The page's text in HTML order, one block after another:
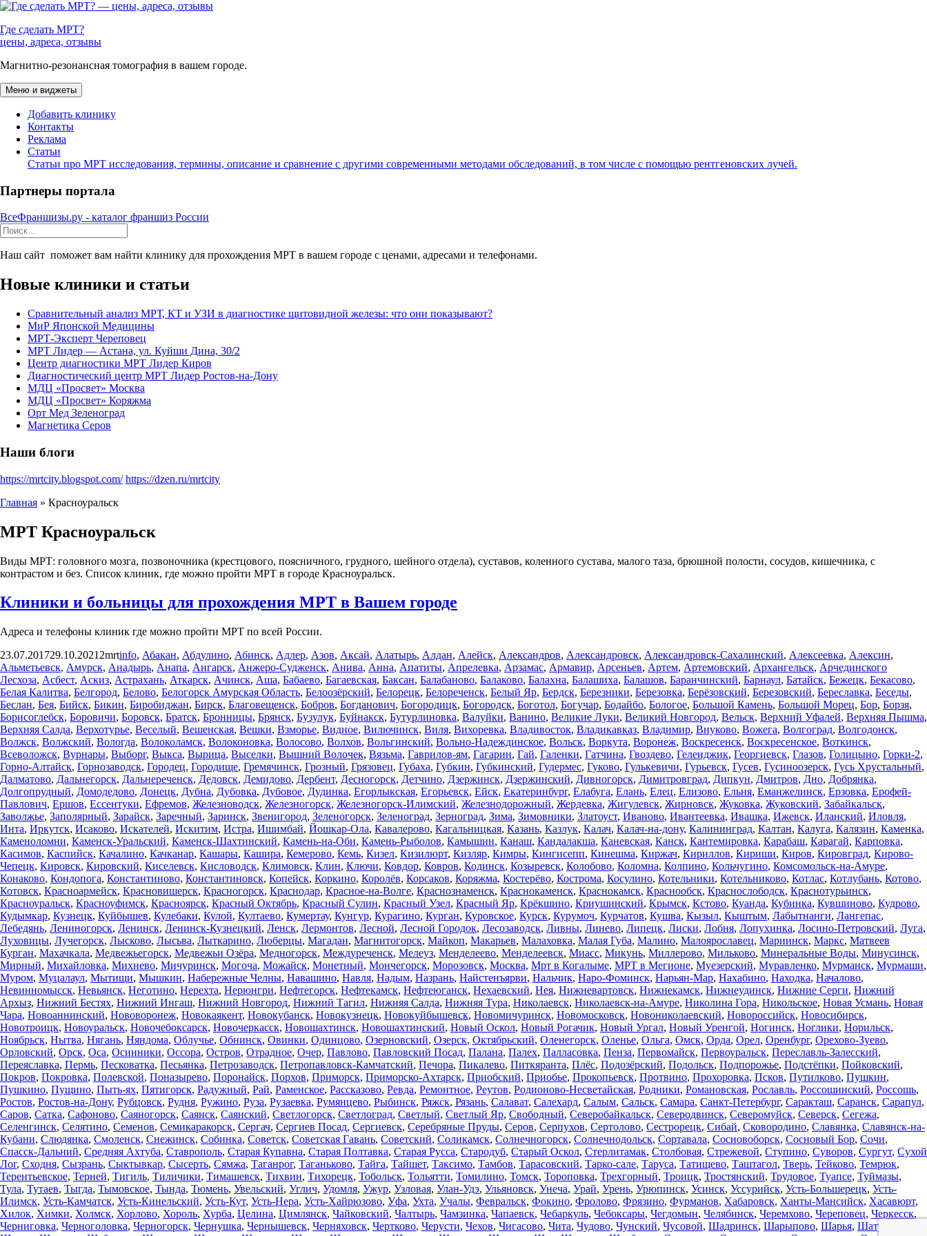
Перейти
содержимому
Где сделать МРТ?
цены, адреса, отзывы
Магнитно-резонансная томография в вашем городе.
Меню и виджеты
Добавить клинику
Контакты
Реклама
Статьи
Статьи про МРТ исследования, термины, описание и сравнение с другими современными методами обследований, в том числе с помощью рентгеновских лучей.
Партнеры портала
ВсеФраншизы.ру - каталог франшиз России
Найти:
Наш сайт поможет вам найти клинику для прохождения МРТ в вашем городе с ценами, адресами и телефонами.
Новые клиники и статьи
Сравнительный анализ МРТ, КТ и УЗИ в диагностике щитовидной железы: что они показывают?
МиР Японской Медицины
МРТ-Эксперт Череповец
МРТ Лидер — Астана, ул. Куйши Дина, 30/2
Центр диагностики МРТ Лидер Киров
Диагностический центр МРТ Лидер Ростов-на-Дону
МДЦ «Просвет» Москва
МДЦ «Просвет» Коряжма
Орт Мед Зеленоград
Магнетика Серов
Наши блоги
https://mrtcity.blogspot.com/ https://dzen.ru/mrtcity
Главная » Красноуральск
МРТ Красноуральск
Виды МРТ: головного мозга, позвоночника (крестцового, поясничного, грудного, шейного отдела), суставов, коленного сустава, малого таза, брюшной полости, сосудов, кишечника, с
контрастом и без. Список клиник, где можно пройти МРТ в городе Красноуральск.
Клиники и больницы для прохождения МРТ в Вашем городе
Адреса и телефоны клиник где можно пройти МРТ по всей России.
Опубликовано
23.07.201729.10.2021 Автор
2mrtРубрики
info, Абакан, Абдулино, Абинск, Адлер, Азов, Аксай, Алатырь, Алдан, Алейск, Александров, Александровск, Александровск-Сахалинский, Алексеевка, Алексин,
Альметьевск, Амурск, Анадырь, Анапа, Ангарск, Анжеро-Судженск, Анива, Анна, Апатиты, Апрелевка, Арзамас, Армавир, Арсеньев, Артем, Артемовский, Архангельск, Арчединского
Лесхоза, Асбест, Аскиз, Астрахань, Аткарск, Ачинск, Аша, Бабаево, Багаевская, Баксан, Балабаново, Балаково, Балахна, Балашиха, Балашов, Баранчинский, Барнаул, Батайск, Бежецк, Бекасово,
Белая Калитва, Белгород, Белово, Белогорск Амурская Область, Белоозёрский, Белорецк, Белореченск, Белый Яр, Бердск, Березники, Березовка, Берёзовский, Березовский, Береславка, Беседы,
Беслан, Бея, Бийск, Бикин, Биробиджан, Бирск, Благовещенск, Бобров, Богданович, Богородицк, Богородск, Боготол, Богучар, Бодайбо, Бологое, Большой Камень, Большой Морец, Бор, Борзя,
Борисоглебск, Боровичи, Боровск, Братск, Бронницы, Брянск, Бузулук, Буйнакск, Бутурлиновка, Валуйки, Ванино, Великие Луки, Великий Новгород, Вельск, Верхний Уфалей, Верхняя Пышма,
Верхняя Салда, Верхотурье, Веселый, Вешенская, Вешки, Взморье, Видное, Вилючинск, Виля, Вихоревка, Владивосток, Владикавказ, Владимир, Внуково, Вожега, Волгоград, Волгодонск,
Волжск, Волжский, Вологда, Волоколамск, Волоконовка, Волосово, Волхов, Вольгинский, Вольно-Надеждинское, Вольск, Воркута, Воронеж, Воскресенск, Воскресенское, Воткинск,
Всеволожск, Вурнары, Выборг, Выкса, Вырица, Выселки, Вышний Волочек, Вязьма, Гаврилов-ям, Гагарин, Гай, Галенки, Гатчина, Гвоздево, Геленджик, Георгиевск, Глазов, Голицыно, Горки-2,
Горно-Алтайск, Горнозаводск, Городец, Городище, Гремячинск, Грозный, Грязовец, Губаха, Губкин, Губкинский, Гудермес, Гуково, Гулькевичи, Гурьевск, Гусев, Гусиноозерск, Гусь Хрустальный,
Далматово, Дальнегорск, Дальнереченск, Дедовск, Демидово, Дербент, Десногорск, Детчино, Дзержинск, Дзержинский, Дивногорск, Димитровград, Дипкун, Дмитров, Дно, Добрянка,
Долгопрудный, Домодедово, Донецк, Дубна, Дубовка, Дубовое, Дудинка, Егорлыкская, Егорьевск, Ейск, Екатеринбург, Елабуга, Елань, Елец, Елизово, Ельня, Еманжелинск, Ерзовка, Ерофей-
Павлович, Ершов, Ессентуки, Ефремов, Железноводск, Железногорск, Железногорск-Илимский, Железнодорожный, Жердевка, Жигулевск, Жирновск, Жуковка, Жуковский, Забайкальск,
Заволжье, Заполярный, Зарайск, Заречный, Заринск, Звенигород, Зеленогорск, Зеленоград, Зерноград, Зима, Зимовники, Златоуст, Иваново, Ивантеевка, Ивашка, Ижевск, Иланский, Иловля,
Инта, Иркутск, Исаково, Искателей, Искитим, Истра, Ишимбай, Йошкар-Ола, Кавалерово, Кагальницкая, Казань, Казлук, Калач, Калач-на-дону, Калининград, Калтан, Калуга, Калязин, Каменка,
Каменоломни, Каменск-Уральский, Каменск-Шахтинский, Камень-на-Оби, Камень-Рыболов, Камышин, Канаш, Кандалакша, Каневская, Канск, Кантемировка, Карабаш, Карагай, Карповка,
Касимов, Каспийск, Качалино, Качканар, Кашары, Кашира, Кемерово, Кемь, Кизел, Кизилюрт, Кизляр, Кимры, Кингисепп, Кинешма, Киржач, Кириллов, Кириши, Киров, Кировград, Кирово-
Чепецк, Кировск, Кировский, Киселевск, Кисловодск, Климовск, Клин, Ключи, Ковдор, Ковров, Кодинск, Козыревск, Колобово, Коломна, Колпино, Кольчугино, Комсомольск-на-Амуре,
Конаково, Кондопога, Константиново, Константиновск, Копейск, Коркино, Королёв, Корсаков, Коряжма, Костерёво, Кострома, Косулино, Котельники, Котельниково, Котлас, Котлубань, Котово,
Котовск, Красноармейск, Красновишерск, Красногорск, Краснодар, Красное-на-Волге, Краснознаменск, Краснокаменск, Краснокамск, Краснообск, Краснослободск, Краснотурьинск,
Красноуральск, Красноуфимск, Красноярск, Красный Октябрь, Красный Сулин, Красный Узел, Красный Яр, Крёкшино, Криушинский, Крымск, Кстово, Куанда, Кубинка, Кувшиново, Кудрово,
Кудымкар, Кузнецк, Куйбышев, Кулебаки, Кулой, Култаево, Кумертау, Кунгур, Курагино, Курган, Куровское, Курск, Курумоч, Курчатов, Кушва, Кызыл, Кыштым, Лабытнанги, Лангепас,
Лебедянь, Лениногорск, Ленинск, Ленинск-Кузнецкий, Ленск, Лермонтов, Лесной, Лесной Городок, Лесозаводск, Ливны, Линево, Липецк, Лиски, Лобня, Лопухинка, Лосино-Петровский, Луга,
Луховицы, Лучегорск, Лысково, Лысьва, Лыткарино, Люберцы, Магадан, Магнитогорск, Майкоп, Макарьев, Малаховка, Малая Губа, Малино, Малоярославец, Мариинск, Маркс, Матвеев
Курган, Махачкала, Медвежьегорск, Медвежьи Озёра, Медногорск, Междуреченск, Мелеуз, Менделеево, Менделеевск, Миасс, Микунь, Миллерово, Мильково, Минеральные Воды, Минусинск,
Мирный, Михайловка, Михнево, Мичуринск, Могоча, Можайск, Монетный, Мончегорск, Морозовск, Москва, Мрт в Когалыме, МРТ в Мегионе, Муезерский, Муравленко, Мурманск, Мурмаши,
Муром, Муцалаул, Мытищи, Мышкин, Набережные Челны, Навашино, Навля, Надым, Назрань, Найстенъярви, Нальчик, Наро-Фоминск, Нарьян-Мар, Нахабино, Находка, Началово,
Невинномысск, Невьянск, Неготино, Нерехта, Нерюнгри, Нефтегорск, Нефтекамск, Нефтеюганск, Нехаевский, Нея, Нижневартовск, Нижнекамск, Нижнеудинск, Нижние Серги, Нижний
Архыз, Нижний Бестях, Нижний Ингаш, Нижний Новгород, Нижний Тагил, Нижняя Салда, Нижняя Тура, Николаевск, Николаевск-на-Амуре, Николина Гора, Никольское, Новая Усмань, Новая
Чара, Новоаннинский, Нововоронеж, Новокаякент, Новокубанск, Новокузнецк, Новокуйбышевск, Новомичуринск, Новомосковск, Новониколаевский, Новороссийск, Новосибирск,
Новотроицк, Новоуральск, Новочебоксарск, Новочеркасск, Новошахтинск, Новошахтинский, Новый Оскол, Новый Рогачик, Новый Ургал, Новый Уренгой, Ногинск, Ноглики, Норильск,
Ноябрьск, Нытва, Нягань, Няндома, Облучье, Обнинск, Овинки, Одинцово, Озерновский, Озерск, Октябрьский, Оленегорск, Оленье, Ольга, Омск, Орда, Орел, Оренбург, Орехово-Зуево,
Орловский, Орск, Оса, Осинники, Оссора, Остров, Отрадное, Очер, Павлово, Павловский Посад, Палана, Палех, Палласовка, Пенза, Первомайск, Первоуральск, Переславль-Залесский,
Переяславка, Пермь, Песковатка, Песьянка, Петрозаводск, Петропавловск-Камчатский, Печора, Пикалево, Питкяранта, Плёс, Подозёрский, Подольск, Подпорожье, Подстёпки, Пойковский,
Покров, Покровка, Полевской, Поназырево, Поронайск, Порхов, Приморск, Приморско-Ахтарск, Приобский, Приобье, Прокопьевск, Протвино, Прохоровка, Псков, Путилково, Пушкин,
Пушкино, Пущино, Пыть-ях, Пятигорск, Радужный, Рай, Раменское, Рассказово, Ревда, Ремонтное, Реутов, Родионово-Несветайская, Родники, Романовская, Рославль, Россошинский, Россошь,
Ростов, Ростов-на-Дону, Рубцовск, Рудня, Ружино, Руза, Рузаевка, Румянцево, Рыбинск, Ряжск, Рязань, Салават, Салехард, Салым, Сальск, Самара, Санкт-Петербург, Саракташ, Саранск, Сарапул,
Саров, Сатка, Сафоново, Саяногорск, Саянск, Саянский, Светлогорск, Светлоград, Светлый, Светлый Яр, Свободный, Северобайкальск, Северодвинск, Северомуйск, Северск, Сегежа,
Селенгинск, Селятино, Семенов, Семикаракорск, Сергач, Сергиев Посад, Сергиевск, Серебряные Пруды, Серов, Серпухов, Сертолово, Сестрорецк, Сибай, Сковородино, Славянка, Славянск-на-
Кубани, Слюдянка, Смоленск, Снежинск, Собинка, Советск, Советская Гавань, Советский, Соликамск, Солнечногорск, Солнечнодольск, Сортавала, Сосновоборск, Сосновый Бор, Сочи,
Спасск-Дальний, Средняя Ахтуба, Ставрополь, Старая Купавна, Старая Полтавка, Старая Русса, Стародуб, Старый Оскол, Стерлитамак, Столбовая, Стрежевой, Ступино, Суворов, Сургут, Сухой
Лог, Сходня, Сызрань, Сыктывкар, Сысерть, Сямжа, Таганрог, Таганьково, Тайга, Тайшет, Таксимо, Тамбов, Тарасовский, Тарко-сале, Таруса, Татищево, Таштагол, Тверь, Тейково, Темрюк,
Терентьевское, Терней, Тигиль, Тиличики, Тимашевск, Тихвин, Тихорецк, Тобольск, Тольятти, Томилино, Томск, Тороповка, Трехгорный, Троицк, Тростянский, Трудовое, Туапсе, Туймазы,
Тула, Тутаев, Тыгда, Тымовское, Тында, Тюмень, Увельский, Углич, Удомля, Ужур, Узловая, Улан-Удэ, Ульяновск, Унеча, Урай, Урень, Урюпинск, Усинск, Уссурийск, Усть-Большерецк, Усть-
Илимск, Усть-Камчатск, Усть-Кинельский, Усть-Кут, Усть-Нера, Усть-Хайрюзово, Уфа, Ухта, Учалы, Февральск, Фокино, Фролово, Фрязино, Фурманов, Хабаровск, Ханты-Мансийск, Хасавюрт,
Хилок, Химки, Холмск, Хорлово, Хороль, Хурба, Целина, Цимлянск, Чайковский, Чалтырь, Чамзинка, Чапаевск, Чебаркуль, Чебоксары, Чегдомын, Челябинск, Черемхово, Череповец, Черкесск,
Черниговка, Черноголовка, Черногорск, Чернушка, Чернышевск, Черняховск, Чертково, Черусти, Чехов, Чигасово, Чита, Чудово, Чунский, Чусовой, Шадринск, Шарыпово, Шарья, Шатура